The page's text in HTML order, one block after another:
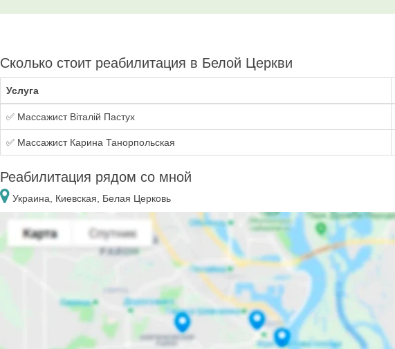
Сколько стоит реабилитация в Белой Церкви
Услуга
✅ Массажист Віталій Пастух
✅ Массажист Карина Танорпольская
Реабилитация рядом со мной
Украина, Киевская, Белая Церковь